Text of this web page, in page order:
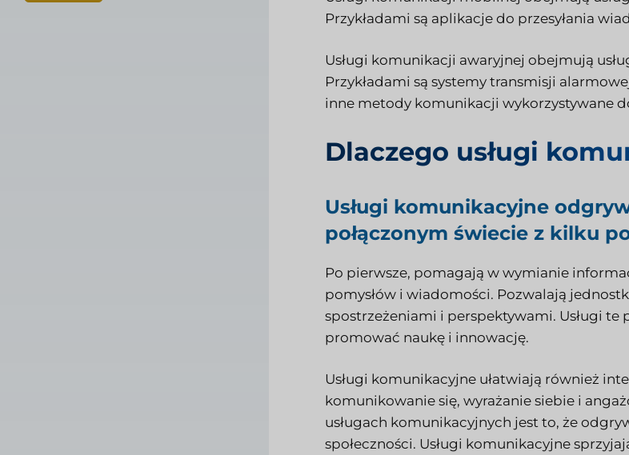
Przykładami są aplikacje do przesyłania
Usługi komunikacji awaryjnej obejmują
Przykładami są systemy transmisji
inne metody komunikacji wykorzystywane
Dlaczego usługi
Usługi komunikacyjne
połączonym świecie z kilku
Po pierwsze, pomagają w wymianie
pomysłów i wiadomości. Pozwalają
spostrzeżeniami i perspektywami. Usługi
promować naukę i innowację.
Usługi komunikacyjne ułatwiają również
komunikowanie się, wyrażanie siebie i
usługach komunikacyjnych jest to, że
społeczności. Usługi komunikacyjne